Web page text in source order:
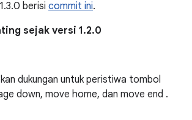
berisi commit ini.
sejak versi 1.2.0
dukungan untuk peristiwa tombol
down, move home, dan move end .